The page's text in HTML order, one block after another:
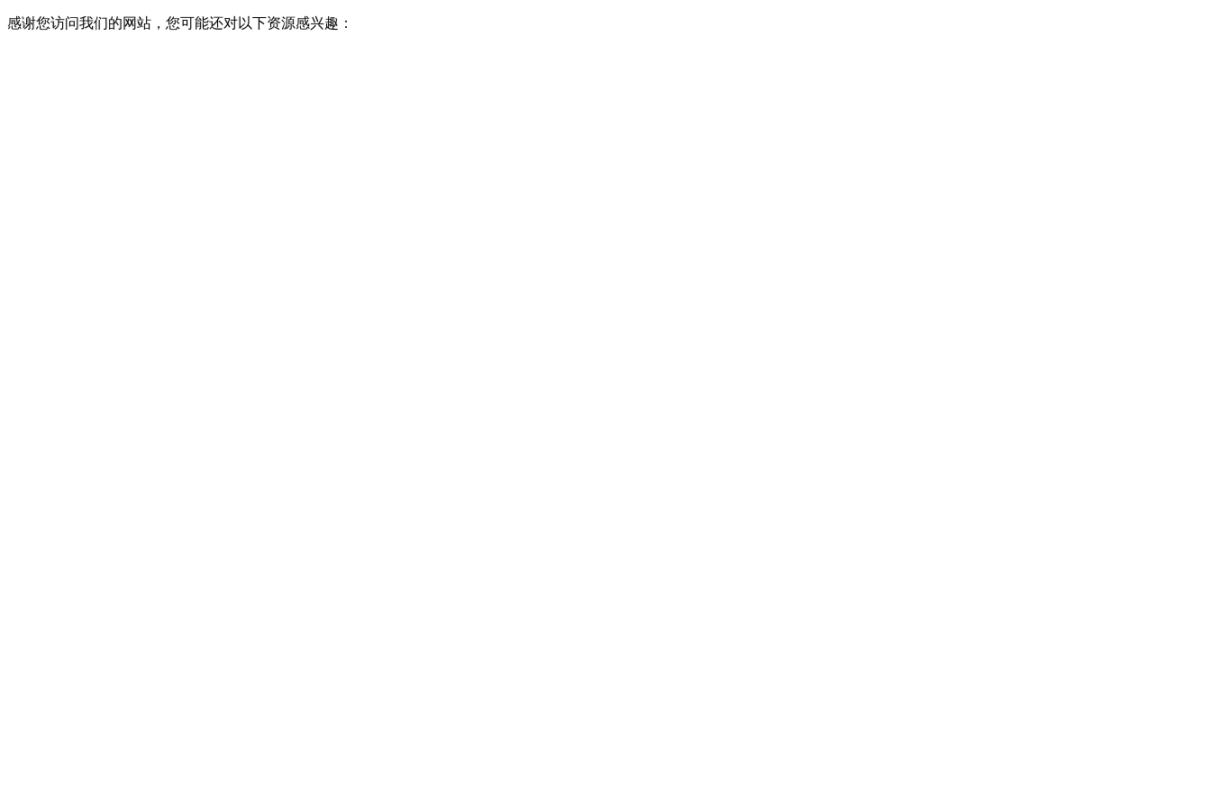
感谢您访问我们的网站，您可能还对以下资源感兴趣：